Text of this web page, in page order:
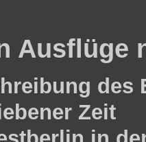
Ausflüge
des
Zeit